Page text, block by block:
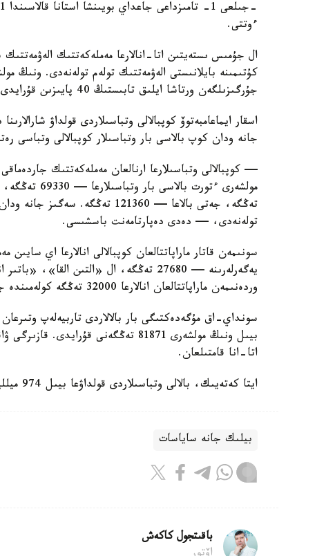
ءوتتى.
ال جۇمىس ىستەيتىن اتا-انالارعا مەملەكەتتىك
كۇتىمىنە بايلانىستى الەۋمەتتىك تولەم تولەنەدى. ونىڭ
جۇرگىزىلگەن ورتاشا ايلىق تابىستىڭ 40 پايىزىن قۇرايدى.
اسقار ايماعامبەتوۆ كوپبالالى وتباسىلاردى قولداۋ
جانە ودان كوپ بالاسى بار وتباسىلار كوپبالالى وتباسى
— كوپبالالى وتباسىلارعا ارنالعان مەملەكەتتىك
تولەنەدى، — دەدى دەپارتامەنت باسشىسى.
سونىمەن قاتار ماراپاتتالعان كوپبالالى انالارعا اي
وردەنىمەن ماراپاتتالعان انالارعا 32000 تەڭگە كولەمىندە جاردەماقى تولەنەدى.
سونداي-اق مۇگەدەكتىگى بار بالالاردى تاربيەلەپ
اتا-انا قامتىلعان.
ايتا كەتەيىك، بالالى وتباسىلاردى قولداۋعا بيىل 974 ميلليارد تەڭگە ءبولىندى.
بيلىك جانە ساياسات
باقىتجول كاكەش